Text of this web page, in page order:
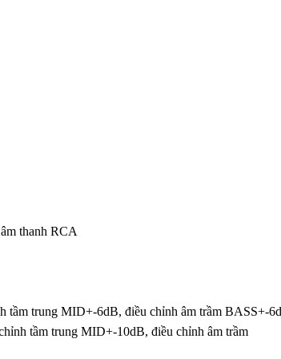
thanh RCA
tầm trung MID+-6dB, điều chỉnh âm trầm BASS+-
tầm trung MID+-10dB, điều chỉnh âm trầm